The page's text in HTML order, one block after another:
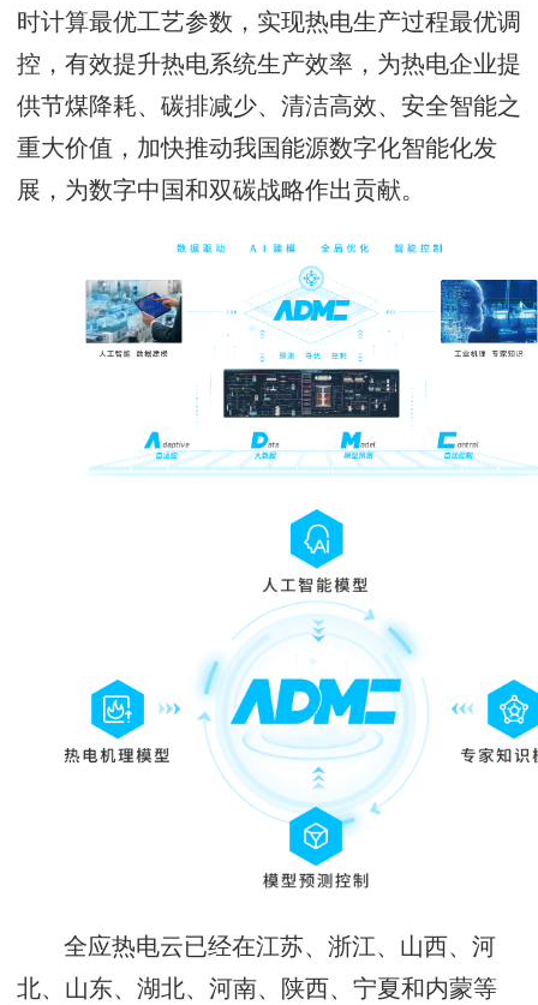
时计算最优工艺参数，实现热电生产过程最优调
控，有效提升热电系统生产效率，为热电企业提
供节煤降耗、碳排减少、清洁高效、安全智能之
重大价值，加快推动我国能源数字化智能化发
展，为数字中国和双碳战略作出贡献。
全应热电云已经在江苏、浙江、山西、河
北、山东、湖北、河南、陕西、宁夏和内蒙等